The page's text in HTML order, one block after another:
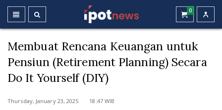
0
Membuat Rencana Keuangan untuk
Pensiun (Retirement Planning) Secara
Do It Yourself (DIY)
Thursday, January 23, 2025 18:47 WIB